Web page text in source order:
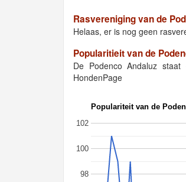
Rasvereniging van de
Helaas, er is nog geen
Popularitieit van de
De Podenco Andaluz
HondenPage
Populariteit van de
98
100
102